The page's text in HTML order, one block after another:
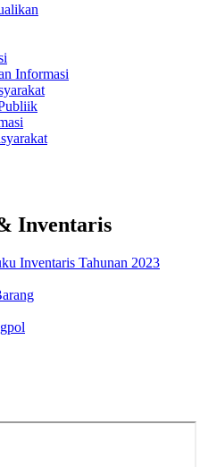
Informasi
Inventaris
Inventaris Tahunan 2023